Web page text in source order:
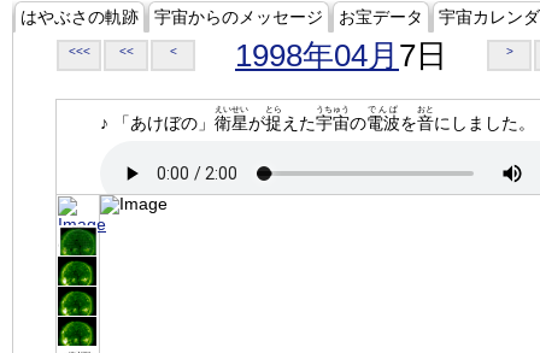
はやぶさの軌跡 宇宙からのメッセージ お宝データ 宇宙カレン
<<< << < 1998年04月 7日 >
♪ 「あけぼの」 衛星
えいせい
が捉
とら
えた宇宙
うちゅう
の電波
でんぱ
を音
おと
にしました。